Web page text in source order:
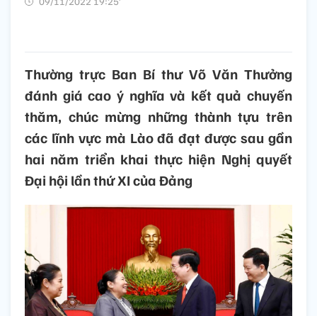
Thường trực Ban Bí thư Võ Văn Thưởng
đánh giá cao ý nghĩa và kết quả chuyến
thăm, chúc mừng những thành tựu trên
các lĩnh vực mà Lào đã đạt được sau gần
hai năm triển khai thực hiện Nghị quyết
Đại hội lần thứ XI của Đảng